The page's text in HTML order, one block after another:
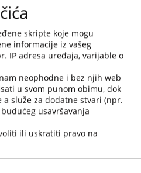
skripte koje mogu
informacije iz vašeg
IP adresa uređaja, varijable o
neophodne i bez njih web
u svom punom obimu, dok
služe za dodatne stvari (npr.
usavršavanja
ili uskratiti pravo na